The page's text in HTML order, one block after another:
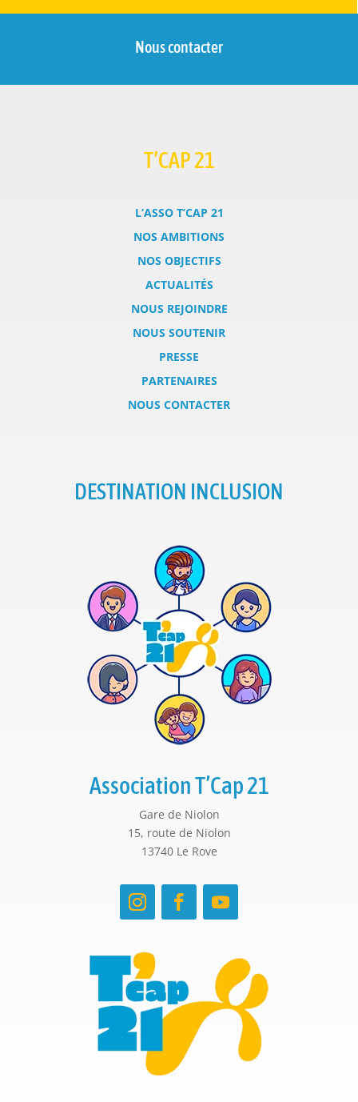
Nous contacter
T’CAP 21
L’ASSO T’CAP 21
NOS AMBITIONS
NOS OBJECTIFS
ACTUALITÉS
NOUS REJOINDRE
NOUS SOUTENIR
PRESSE
PARTENAIRES
NOUS CONTACTER
DESTINATION INCLUSION
Association T’Cap 21
Gare de Niolon
15, route de Niolon
13740 Le Rove